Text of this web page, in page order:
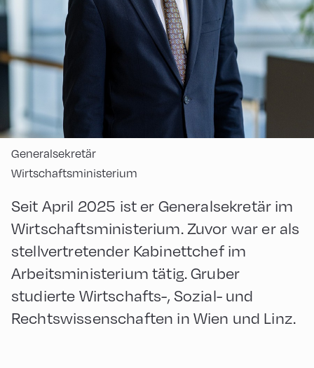
Generalsekretär
Wirtschaftsministerium
Seit April 2025 ist er Generalsekretär im
Wirtschaftsministerium. Zuvor war er als
stellvertretender Kabinettchef im
Arbeitsministerium tätig. Gruber
studierte Wirtschafts-, Sozial- und
Rechtswissenschaften in Wien und Linz.